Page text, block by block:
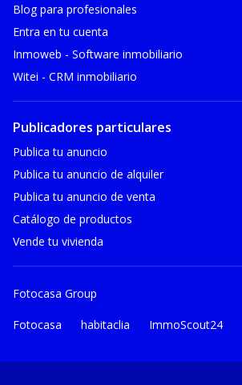
Blog para profesionales
Entra en tu cuenta
Inmoweb - Software inmobiliario
Witei - CRM inmobiliario
Publicadores particulares
Publica tu anuncio
Publica tu anuncio de alquiler
Publica tu anuncio de venta
Catálogo de productos
Vende tu vivienda
Fotocasa Group
Fotocasa habitaclia ImmoScout24